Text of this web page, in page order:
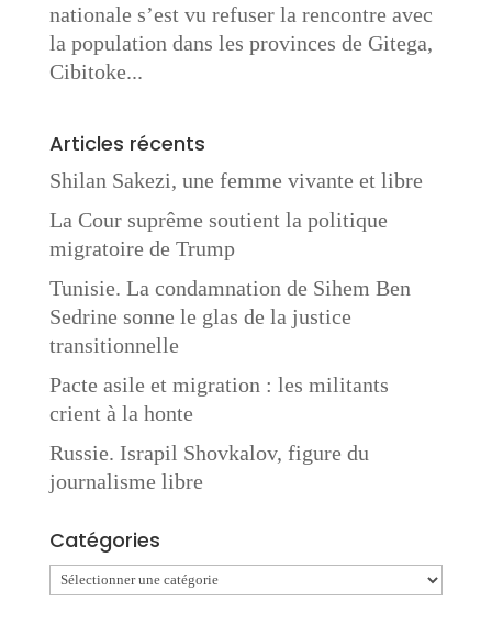
nationale s’est vu refuser la rencontre avec
la population dans les provinces de Gitega,
Cibitoke...
Articles récents
Shilan Sakezi, une femme vivante et libre
La Cour suprême soutient la politique
migratoire de Trump
Tunisie. La condamnation de Sihem Ben
Sedrine sonne le glas de la justice
transitionnelle
Pacte asile et migration : les militants
crient à la honte
Russie. Israpil Shovkalov, figure du
journalisme libre
Catégories
Catégories